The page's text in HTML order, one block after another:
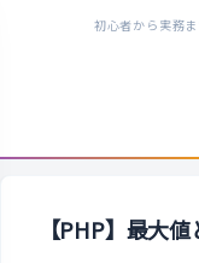
初心者から実務
【PHP】最大